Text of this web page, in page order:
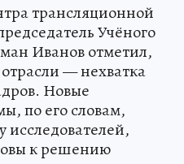
трансляционной
Учёного
Иванов отметил,
— нехватка
Новые
по его словам,
исследователей,
к решению